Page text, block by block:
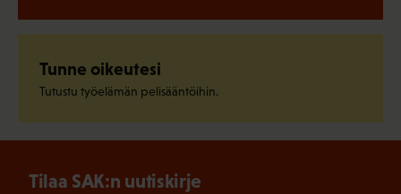
Tunne oikeutesi
Tutustu työelämän pelisääntöihin.
Tilaa SAK:n uutiskirje